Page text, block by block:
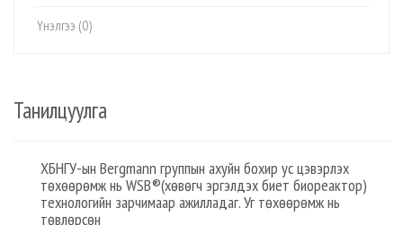
Үнэлгээ (0)
Танилцуулга
ХБНГУ-ын Bergmann группын ахуйн бохир ус цэвэрлэх
төхөөрөмж нь WSB®(хөвөгч эргэлдэх биет биореактор)
технологийн зарчимаар ажилладаг. Уг төхөөрөмж нь
төвлөрсөн